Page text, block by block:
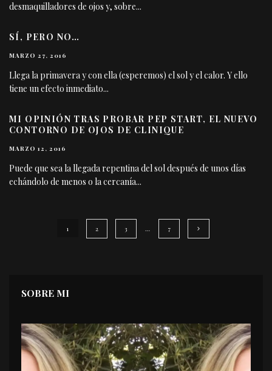
desmaquilladores de ojos y, sobre...
SÍ, PERO NO…
MARZO 27, 2016
Llega la primavera y con ella (esperemos) el sol y el calor. Y ello
tiene un efecto inmediato...
MI OPINIÓN TRAS PROBAR PEP START, EL NUEVO
CONTORNO DE OJOS DE CLINIQUE
MARZO 12, 2016
Puede que sea la llegada repentina del sol después de unos días
echándolo de menos o la cercanía...
1 2 3 … 7
SOBRE MI